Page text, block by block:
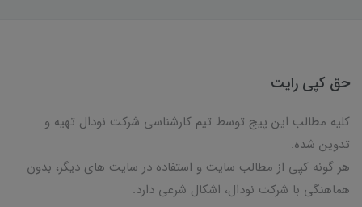
حق کپی رایت
کلیه مطالب این پیج توسط تیم کارشناسی شرکت نودال تهیه و
تدوین شده.
هر گونه کپی از مطالب سایت و استفاده در سایت های دیگر، بدون
هماهنگی با شرکت نودال، اشکال شرعی دارد.